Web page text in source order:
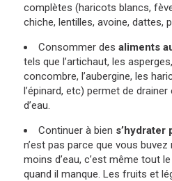
complètes (haricots blancs,
chiche, lentilles, avoine, dattes,
Consommer des aliments
tels que l’artichaut, les
concombre, l’aubergine, les
l’épinard, etc) permet de
d’eau.
Continuer à bien s’hydrater
n’est pas parce que vous
moins d’eau, c’est même tout
quand il manque. Les fruits et